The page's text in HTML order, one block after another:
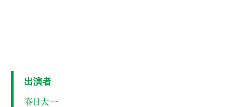
出演者
春日太一